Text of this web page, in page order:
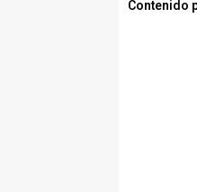
Contenido